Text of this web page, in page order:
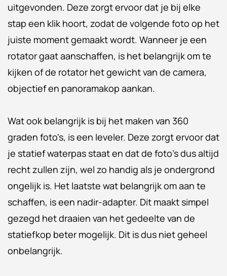
uitgevonden. Deze zorgt ervoor dat je bij elke
stap een klik hoort, zodat de volgende foto op het
juiste moment gemaakt wordt. Wanneer je een
rotator gaat aanschaffen, is het belangrijk om te
kijken of de rotator het gewicht van de camera,
objectief en panoramakop aankan.
Wat ook belangrijk is bij het maken van 360
graden foto's, is een leveler. Deze zorgt ervoor dat
je statief waterpas staat en dat de foto's dus altijd
recht zullen zijn, wel zo handig als je ondergrond
ongelijk is. Het laatste wat belangrijk om aan te
schaffen, is een nadir-adapter. Dit maakt simpel
gezegd het draaien van het gedeelte van de
statiefkop beter mogelijk. Dit is dus niet geheel
onbelangrijk.